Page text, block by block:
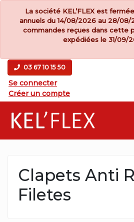
La société KEL’FLEX est
annuels du 14/08/2026 au 28/08/
commandes reçues dans cette
expédiées le 31/09/
03 67 10 15 50
Se connecter
Créer un compte
Clapets Anti
Filetes